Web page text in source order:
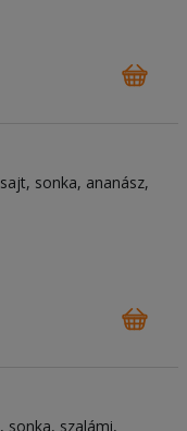
sajt sonka ananász
sonka szalámi